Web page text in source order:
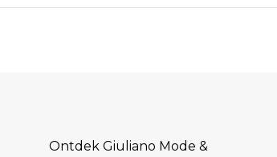
Ontdek Giuliano Mode &